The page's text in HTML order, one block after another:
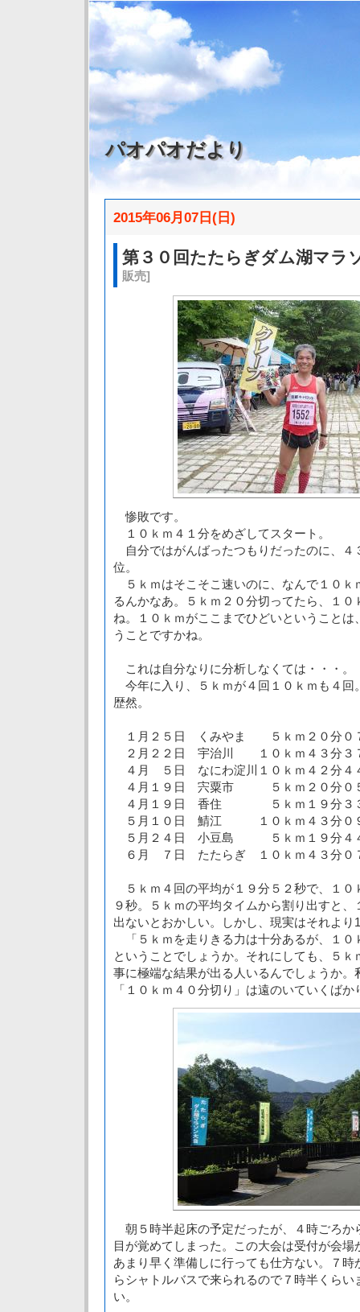
パオパオだより
2015年06月07日(日)
第３０回たたらぎダム湖マラ
販売]
惨敗です。
１０ｋｍ４１分をめざしてスタート。
自分ではがんばったつもりだったのに、４
位。
５ｋｍはそこそこ速いのに、なんで１０ｋ
るんかなあ。５ｋｍ２０分切ってたら、１
ね。１０ｋｍがここまでひどいということ
うことですかね。
これは自分なりに分析しなくては・・・。
今年に入り、５ｋｍが４回１０ｋｍも４回
歴然。
１月２５日 くみやま ５ｋｍ２０分０
２月２２日 宇治川 １０ｋｍ４３分３
４月 ５日 なにわ淀川１０ｋｍ４２分４
４月１９日 宍粟市 ５ｋｍ２０分
４月１９日 香住 ５ｋｍ１９分３
５月１０日 鯖江 １０ｋｍ４３分０
５月２４日 小豆島 ５ｋｍ１９分４
６月 ７日 たたらぎ １０ｋｍ４３分０
５ｋｍ４回の平均が１９分５２秒で、１０
９秒。５ｋｍの平均タイムから割り出すと
出ないとおかしい。しかし、現実はそれより
「５ｋｍを走りきる力は十分あるが、１０
ということでしょうか。それにしても、５
事に極端な結果が出る人いるんでしょうか。
「１０ｋｍ４０分切り」は遠のいていくばか
朝５時半起床の予定だったが、４時ごろか
目が覚めてしまった。この大会は受付が会
あまり早く準備しに行っても仕方ない。７
らシャトルバスで来られるので７時半くら
い。